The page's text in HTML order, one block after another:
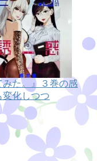
みた。』３巻の感
化しつつ